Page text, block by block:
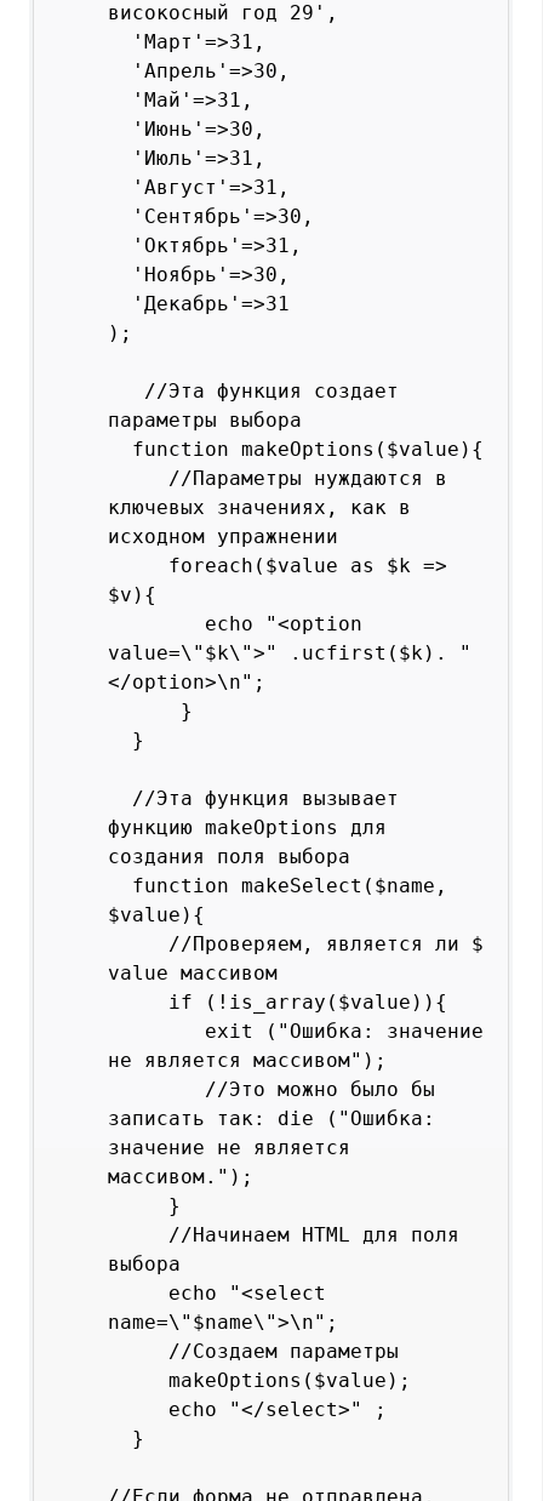
високосный год 29',
);
параметры выбора
ключевых значениях, как в
исходном упражнении
$v){
value=\"$k\">" .ucfirst($k). "
</option>\n";
функцию makeOptions для
создания поля выбора
$value){
value массивом
не является массивом");
записать так: die ("Ошибка:
значение не является
массивом.");
выбора
name=\"$name\">\n";